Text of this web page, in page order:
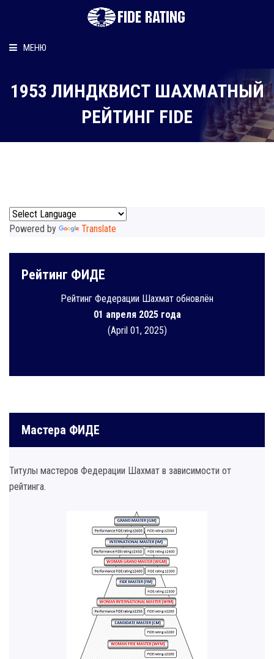
МЕНЮ
Рейтинг шахматиста
Персональный информер
1953 ЛИНДКВИСТ ШАХМАТНЫЙ
РЕЙТИНГ FIDE
Powered by Translate
Рейтинг ФИДЕ
Рейтинг Федерации Шахмат обновлён
01 апреля 2025 года
(April 01, 2025)
Мастера ФИДЕ
Титулы мастеров Федерации Шахмат в зависимости от
рейтинга.